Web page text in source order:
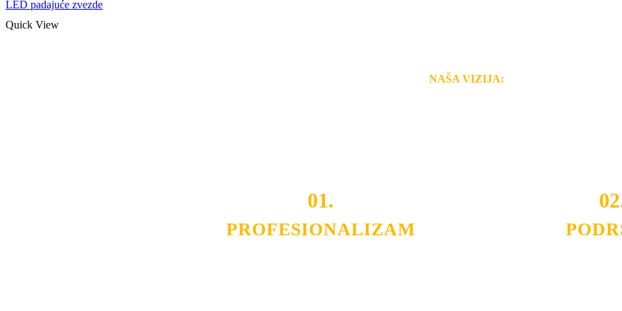
LED padajuće zvezde
Quick View
NAŠA VIZIJA:
01.
PROFESIONALIZAM